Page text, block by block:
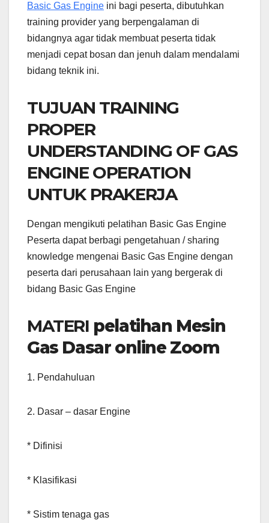
Basic Gas Engine ini bagi peserta, dibutuhkan
training provider yang berpengalaman di
bidangnya agar tidak membuat peserta tidak
menjadi cepat bosan dan jenuh dalam mendalami
bidang teknik ini.
TUJUAN TRAINING
PROPER
UNDERSTANDING OF GAS
ENGINE OPERATION
UNTUK PRAKERJA
Dengan mengikuti pelatihan Basic Gas Engine
Peserta dapat berbagi pengetahuan / sharing
knowledge mengenai Basic Gas Engine dengan
peserta dari perusahaan lain yang bergerak di
bidang Basic Gas Engine
MATERI pelatihan Mesin
Gas Dasar online Zoom
1. Pendahuluan
2. Dasar – dasar Engine
* Difinisi
* Klasifikasi
* Sistim tenaga gas